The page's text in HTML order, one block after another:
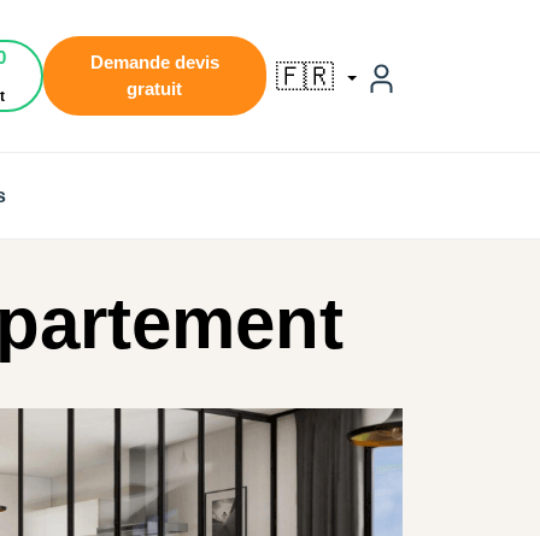
Demande devis
gratuit
🇫🇷